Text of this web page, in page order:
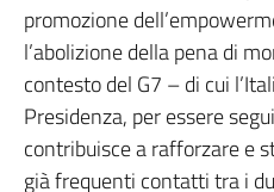
promozione
l’abolizione della pena di
contesto del G7 – di cui
Presidenza, per essere
contribuisce a rafforzare e
già frequenti contatti tra i